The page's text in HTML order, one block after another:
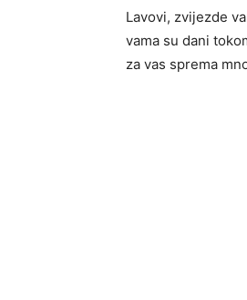
Lavovi, zvijezde
vama su dani
za vas sprema